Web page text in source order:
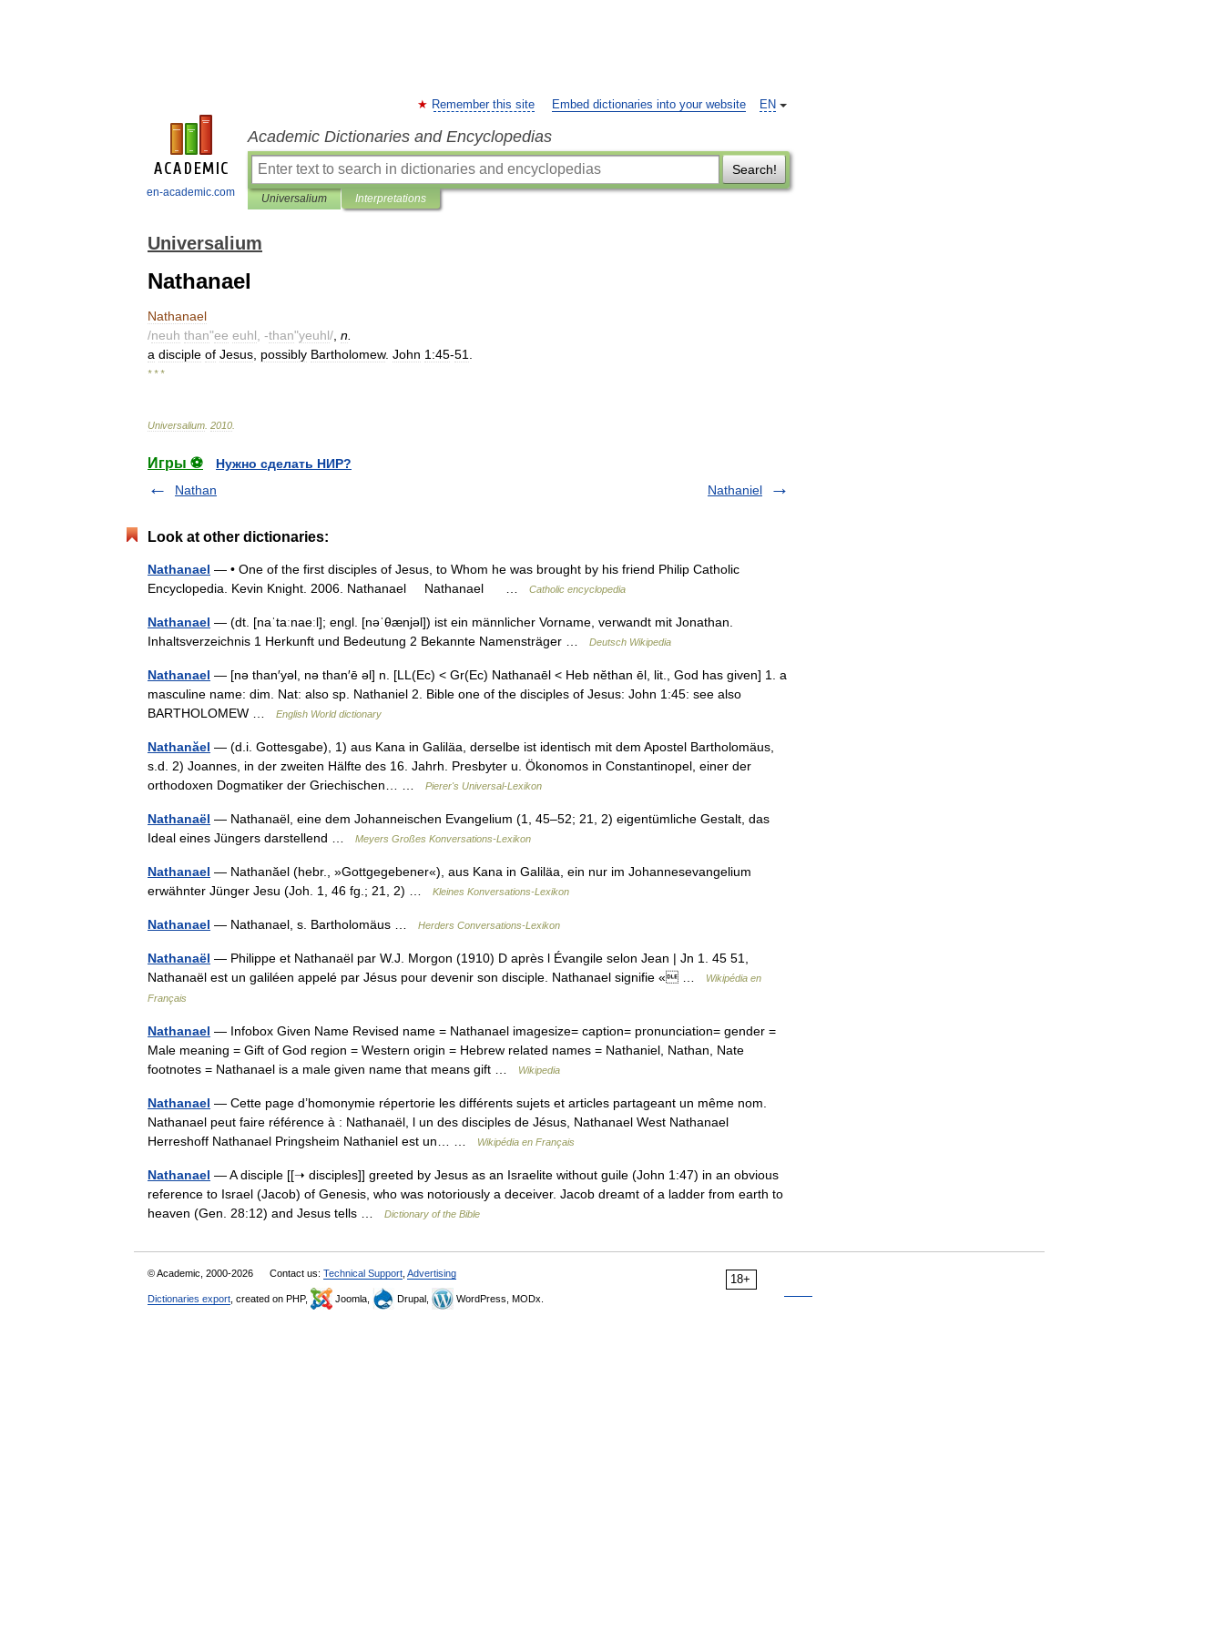
en-academic.com
EN
Remember this site Embed dictionaries into your website
Academic Dictionaries and Encyclopedias
Search!
Universalium Interpretations
Universalium
Nathanael
Nathanael
/neuh than"ee euhl , -than"yeuhl/ n
a disciple of Jesus possibly Bartholomew. John 1:45-51
* * *
Universalium 2010
Игры ⚽
Нужно сделать НИР?
Nathan
Nathaniel
Look at other dictionaries:
Nathanael — • One of the first disciples of Jesus, to Whom he was brought by his friend Philip Catholic
Encyclopedia. Kevin Knight. 2006. Nathanael Nathanael …
Catholic encyclopedia
Nathanael — (dt. [naˈtaːnaeːl]; engl. [nəˈθænjəl]) ist ein männlicher Vorname, verwandt mit Jonathan.
Inhaltsverzeichnis 1 Herkunft und Bedeutung 2 Bekannte Namensträger …
Deutsch Wikipedia
Nathanael — [nə than′yəl, nə than′ē əl] n. [LL(Ec) < Gr(Ec) Nathanaēl < Heb nĕthan ēl, lit., God has given] 1. a
masculine name: dim. Nat: also sp. Nathaniel 2. Bible one of the disciples of Jesus: John 1:45: see also
BARTHOLOMEW …
English World dictionary
Nathanăel — (d.i. Gottesgabe), 1) aus Kana in Galiläa, derselbe ist identisch mit dem Apostel Bartholomäus,
s.d. 2) Joannes, in der zweiten Hälfte des 16. Jahrh. Presbyter u. Ökonomos in Constantinopel, einer der
orthodoxen Dogmatiker der Griechischen… …
Pierer's Universal-Lexikon
Nathanaël — Nathanaël, eine dem Johanneischen Evangelium (1, 45–52; 21, 2) eigentümliche Gestalt, das
Ideal eines Jüngers darstellend …
Meyers Großes Konversations-Lexikon
Nathanael — Nathanăel (hebr., »Gottgegebener«), aus Kana in Galiläa, ein nur im Johannesevangelium
erwähnter Jünger Jesu (Joh. 1, 46 fg.; 21, 2) …
Kleines Konversations-Lexikon
Nathanael — Nathanael, s. Bartholomäus … Herders Conversations-Lexikon
Nathanaël — Philippe et Nathanaël par W.J. Morgon (1910) D après l Évangile selon Jean | Jn 1. 45 51,
Nathanaël est un galiléen appelé par Jésus pour devenir son disciple. Nathanael signifie « …
Wikipédia en
Français
Nathanael — Infobox Given Name Revised name = Nathanael imagesize= caption= pronunciation= gender =
Male meaning = Gift of God region = Western origin = Hebrew related names = Nathaniel, Nathan, Nate
footnotes = Nathanael is a male given name that means gift …
Wikipedia
Nathanael — Cette page d’homonymie répertorie les différents sujets et articles partageant un même nom.
Nathanael peut faire référence à : Nathanaël, l un des disciples de Jésus, Nathanael West Nathanael
Herreshoff Nathanael Pringsheim Nathaniel est un… …
Wikipédia en Français
Nathanael — A disciple [[➝ disciples]] greeted by Jesus as an Israelite without guile (John 1:47) in an obvious
reference to Israel (Jacob) of Genesis, who was notoriously a deceiver. Jacob dreamt of a ladder from earth to
heaven (Gen. 28:12) and Jesus tells …
Dictionary of the Bible
18+
© Academic, 2000-2026 Contact us: Technical Support Advertising
Dictionaries export , created on PHP, Joomla, Drupal, WordPress, MODx.